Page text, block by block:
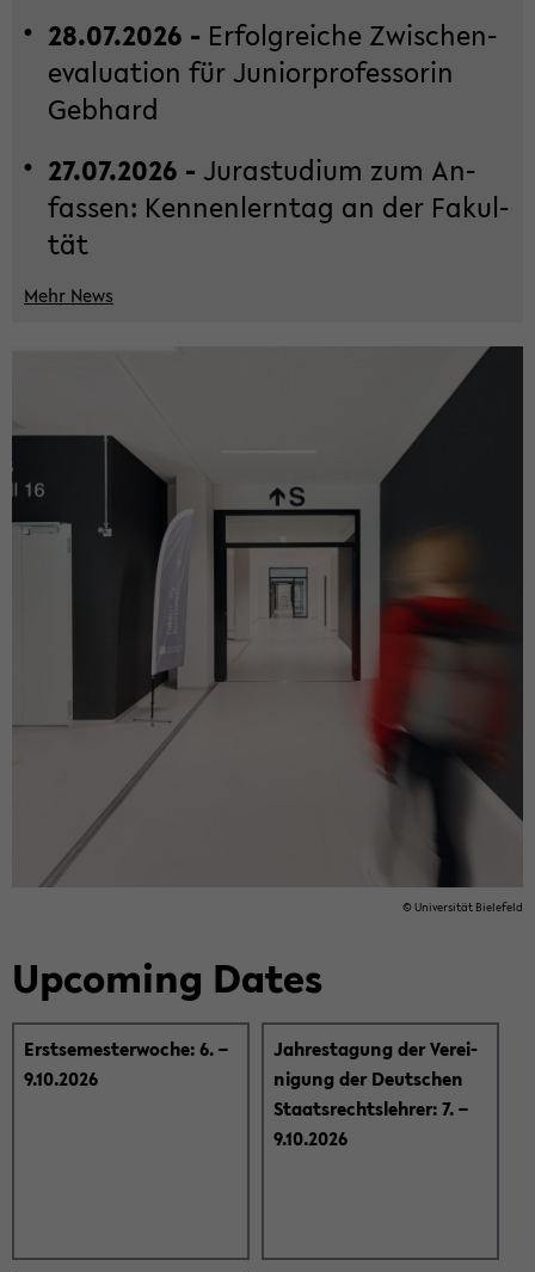
28.07.2026 - Er­folg­rei­che Zwi­schen­
eva­lua­ti­on für Ju­ni­or­pro­fes­so­rin
Geb­hard
27.07.2026 - Ju­ra­stu­di­um zum An­
fas­sen: Ken­nen­lern­tag an der Fa­kul­
tät
Mehr News
© Uni­ver­si­tät Bie­le­feld
Up­co­ming Dates
Erst­se­mes­ter­wo­che: 6. –
9.10.2026
Jah­res­ta­gung der Ver­ei­
ni­gung der Deut­schen
Staats­rechts­leh­rer: 7. –
9.10.2026